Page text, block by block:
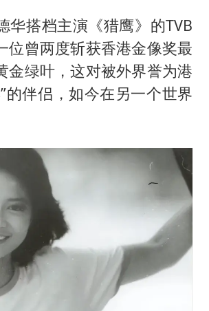
华搭档主演《猎鹰》的TVB
位曾两度斩获香港金像奖最
金绿叶，这对被外界誉为港
的伴侣，如今在另一个世界